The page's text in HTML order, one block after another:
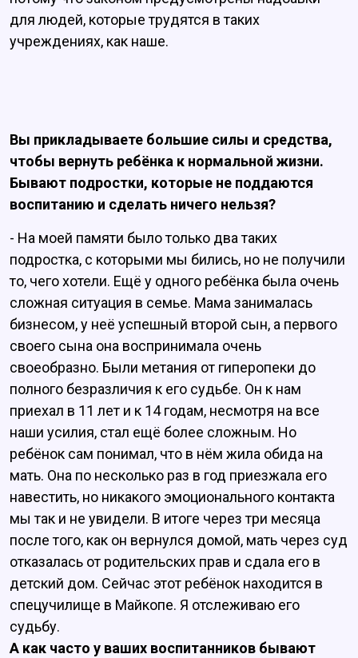
для людей, которые трудятся в таких
учреждениях, как наше.
Вы прикладываете большие силы и средства,
чтобы вернуть ребёнка к нормальной жизни.
Бывают подростки, которые не поддаются
воспитанию и сделать ничего нельзя?
- На моей памяти было только два таких
подростка, с которыми мы бились, но не получили
то, чего хотели. Ещё у одного ребёнка была очень
сложная ситуация в семье. Мама занималась
бизнесом, у неё успешный второй сын, а первого
своего сына она воспринимала очень
своеобразно. Были метания от гиперопеки до
полного безразличия к его судьбе. Он к нам
приехал в 11 лет и к 14 годам, несмотря на все
наши усилия, стал ещё более сложным. Но
ребёнок сам понимал, что в нём жила обида на
мать. Она по несколько раз в год приезжала его
навестить, но никакого эмоционального контакта
мы так и не увидели. В итоге через три месяца
после того, как он вернулся домой, мать через суд
отказалась от родительских прав и сдала его в
детский дом. Сейчас этот ребёнок находится в
спецучилище в Майкопе. Я отслеживаю его
судьбу.
А как часто у ваших воспитанников бывают